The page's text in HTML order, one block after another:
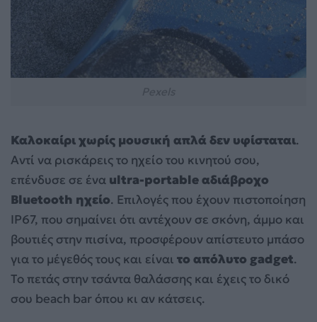
Καλοκαίρι χωρίς μουσική απλά δεν υφίσταται.
Αντί να ρισκάρεις το ηχείο του κινητού σου,
επένδυσε σε ένα ultra-portable αδιάβροχο
Bluetooth ηχείο. Επιλογές που έχουν πιστοποίηση
IP67, που σημαίνει ότι αντέχουν σε σκόνη, άμμο και
βουτιές στην πισίνα, προσφέρουν απίστευτο μπάσο
για το μέγεθός τους και είναι το απόλυτο gadget.
Το πετάς στην τσάντα θαλάσσης και έχεις το δικό
σου beach bar όπου κι αν κάτσεις.